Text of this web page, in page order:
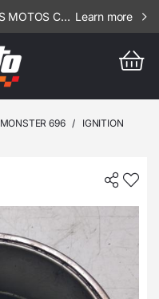
IMPORTANTES PROMOS SUR LES MOTOS COMPLETES !!! CONSULTEZ NOS ANNONCES ----- SCOOT - RSV - 3107 Learn more
MONSTER 696 /
IGNITION